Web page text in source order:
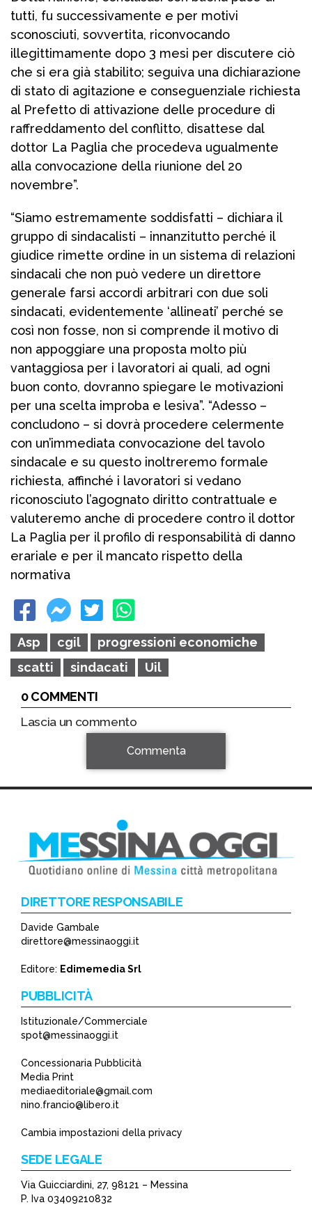
tutti, fu successivamente e per motivi
sconosciuti, sovvertita, riconvocando
illegittimamente dopo 3 mesi per discutere ciò
che si era già stabilito; seguiva una dichiarazione
di stato di agitazione e conseguenziale richiesta
al Prefetto di attivazione delle procedure di
raffreddamento del conflitto, disattese dal
dottor La Paglia che procedeva ugualmente
alla convocazione della riunione del 20
novembre”.
“Siamo estremamente soddisfatti – dichiara il
gruppo di sindacalisti – innanzitutto perché il
giudice rimette ordine in un sistema di relazioni
sindacali che non può vedere un direttore
generale farsi accordi arbitrari con due soli
sindacati, evidentemente ‘allineati’ perché se
così non fosse, non si comprende il motivo di
non appoggiare una proposta molto più
vantaggiosa per i lavoratori ai quali, ad ogni
buon conto, dovranno spiegare le motivazioni
per una scelta improba e lesiva”. “Adesso –
concludono – si dovrà procedere celermente
con un’immediata convocazione del tavolo
sindacale e su questo inoltreremo formale
richiesta, affinché i lavoratori si vedano
riconosciuto l’agognato diritto contrattuale e
valuteremo anche di procedere contro il dottor
La Paglia per il profilo di responsabilità di danno
erariale e per il mancato rispetto della
normativa
Asp cgil
progressioni economiche
scatti
sindacati
Uil
0 COMMENTI
Lascia un commento
*
Commenta
DIRETTORE RESPONSABILE
Davide Gambale
direttore@messinaoggi.it
Editore: Edimemedia Srl
PUBBLICITÀ
Istituzionale/Commerciale
spot@messinaoggi.it
Concessionaria Pubblicità
Media Print
mediaeditoriale@gmail.com
nino.francio@libero.it
Cambia impostazioni della privacy
SEDE LEGALE
Via Guicciardini, 27, 98121 – Messina
P. Iva 03409210832